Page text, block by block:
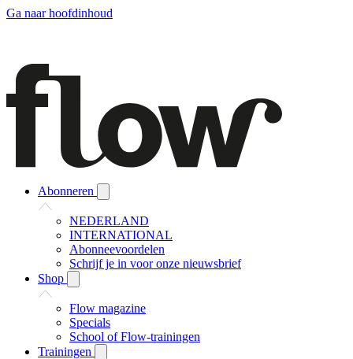
Ga naar hoofdinhoud
Abonneren
NEDERLAND
INTERNATIONAL
Abonneevoordelen
Schrijf je in voor onze nieuwsbrief
Shop
Flow magazine
Specials
School of Flow-trainingen
Trainingen